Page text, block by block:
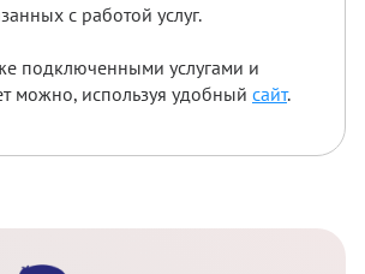
с работой услуг.
подключенными услугами и
можно, используя удобный сайт.